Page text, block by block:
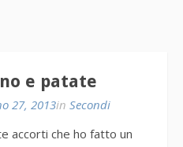
e patate
27, 2013in Secondi
accorti che ho fatto un